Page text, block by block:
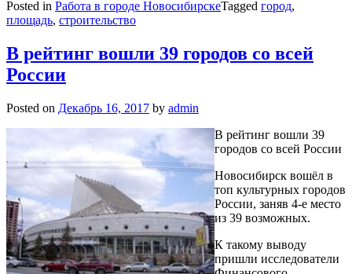
Posted in Работа в городе НовосибирскеTagged город,
площадь, строительство
В рейтинг вошли 39 городов со всей
России
Posted on Декабрь 16, 2017 by admin
В рейтинг вошли 39
городов со всей России
Новосибирск вошёл в
топ культурных городов
России, заняв 4-е место
из 39 возможных.
К такому выводу
пришли исследователи